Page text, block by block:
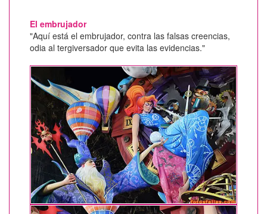
El embrujador
"Aquí está el embrujador, contra las falsas creencias,
odia al tergiversador que evita las evidencias."